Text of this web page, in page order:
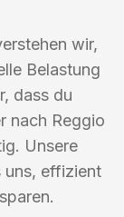
wir,
Belastung
dass du
nach Reggio
Unsere
uns, effizient